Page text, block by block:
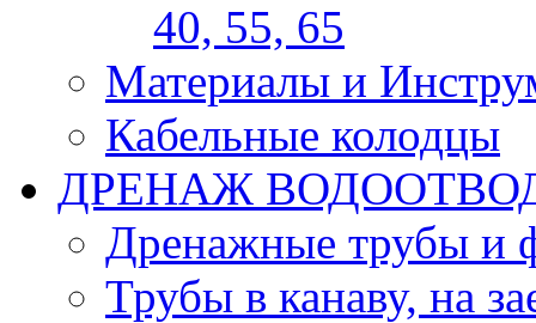
40, 55, 65
Материалы и
Кабельные колодцы
ДРЕНАЖ
Дренажные трубы и
Трубы в канаву, на